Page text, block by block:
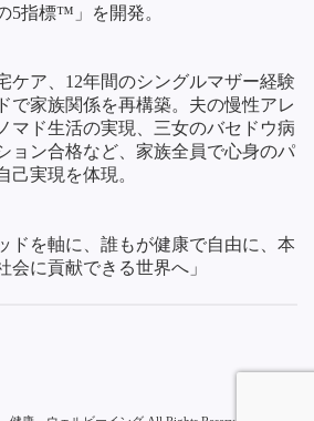
5指標™」を開発。
ケア、12年間のシングルマザー経験
で家族関係を再構築。夫の慢性アレ
マド生活の実現、三女のバセドウ病
ョン合格など、家族全員で心身のパ
己実現を体現。
ドを軸に、誰もが健康で自由に、本
会に貢献できる世界へ」